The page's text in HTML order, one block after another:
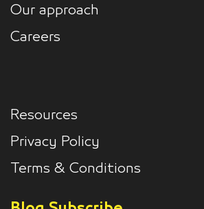
Our approach
Careers
Resources
Privacy Policy
Terms & Conditions